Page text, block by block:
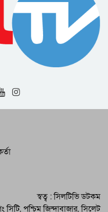
স্কুল সার্টিফিকেট-
ফল প্রকাশ : সিলেট শিক্ষা
হার ৭৮ দশমিক ৮২ শতাংশ
অধিকার আদায়ে রবিবার সকাল
কেন্দ্রীয় শহিদমিনার প্রাঙ্গণে চা
দফা বাস্তবায়ন সংগ্রাম কমিটি
বিদেশী রাষ্ট্রদূতদেরকে কিছু
: পররাষ্ট্র মন্ত্রী
গঠন
উপজেলায় চেয়ার‌ম্যান পদে
শামীম আহমদ ভিপি
স্বত্ব : সিলটিভি ডটকম
পশ্চিম জিন্দাবাজার, সিলেট